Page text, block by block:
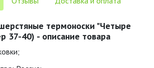
термоноски "Четыре
37-40) - описание товара